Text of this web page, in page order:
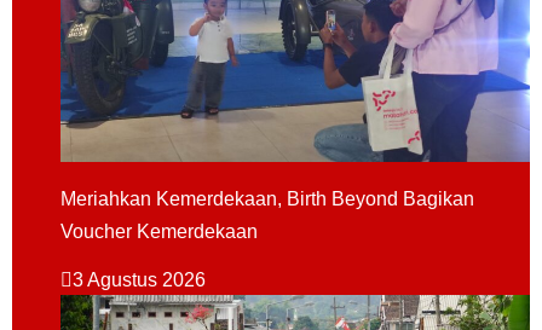
Meriahkan Kemerdekaan, Birth Beyond Bagikan
Voucher Kemerdekaan
3 Agustus 2026